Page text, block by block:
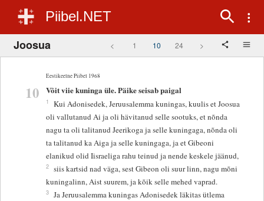
Piibel.NET
Joosua < 1 10 24 >
Eestikeelne Piibel 1968
10 Võit viie kuninga üle. Päike seisab paigal
1
Kui Adonisedek, Jeruusalemma kuningas, kuulis et Joosua
oli vallutanud Ai ja oli hävitanud selle sootuks, et nõnda
nagu ta oli talitanud Jeerikoga ja selle kuningaga, nõnda oli
ta talitanud ka Aiga ja selle kuningaga, ja et Gibeoni
elanikud olid Iisraeliga rahu teinud ja nende keskele jäänud,
2 siis kartsid nad väga, sest Gibeon oli suur linn, nagu mõni
kuningalinn, Aist suurem, ja kõik selle mehed vaprad.
3 Ja Jeruusalemma kuningas Adonisedek läkitas ütlema